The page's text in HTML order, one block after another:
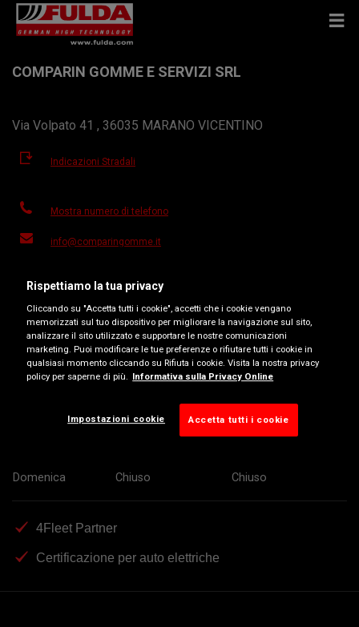
COMPARIN GOMME E SERVIZI SRL
Via Volpato 41 , 36035 MARANO VICENTINO
Indicazioni Stradali
Mostra numero di telefono
info@comparingomme.it
Orari d'apertura
Lunedì 08:00-12:00
14:00-18:30
Martedì
08:00-12:00
14:00-18:30
Mercoledì
08:00-12:00
14:00-18:30
14:00-18:30
Domenica
Chiuso Chiuso
4Fleet Partner
Certificazione per auto elettriche
Rispettiamo la tua privacy
Cliccando su "Accetta tutti i cookie", accetti che i cookie vengano
memorizzati sul tuo dispositivo per migliorare la navigazione sul sito,
analizzare il sito utilizzato e supportare le nostre comunicazioni
marketing. Puoi modificare le tue preferenze o rifiutare tutti i cookie in
qualsiasi momento cliccando su Rifiuta i cookie. Visita la nostra privacy
policy per saperne di più. Informativa sulla Privacy Online
Impostazioni cookie Accetta tutti i cookie